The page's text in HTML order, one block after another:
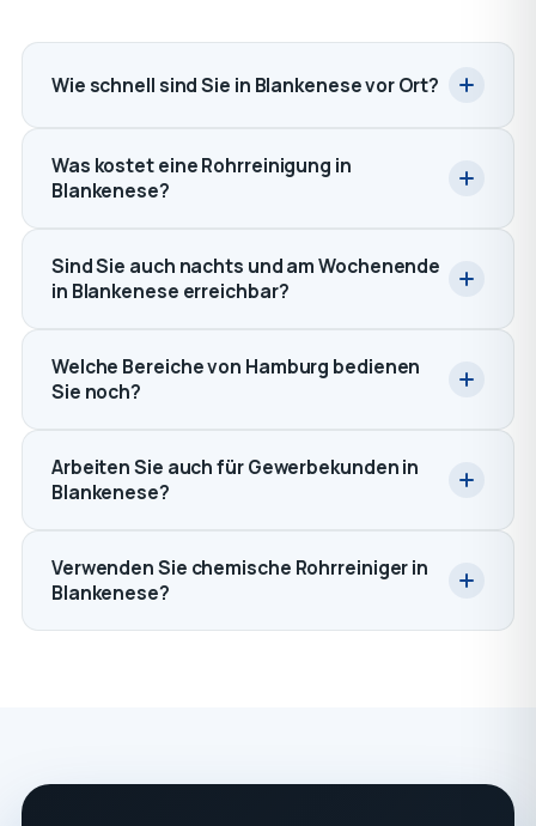
Wie schnell sind Sie in Blankenese vor Ort?
Was kostet eine Rohrreinigung in
Blankenese?
Sind Sie auch nachts und am Wochenende
in Blankenese erreichbar?
Welche Bereiche von Hamburg bedienen
Sie noch?
Arbeiten Sie auch für Gewerbekunden in
Blankenese?
Verwenden Sie chemische Rohrreiniger in
Blankenese?